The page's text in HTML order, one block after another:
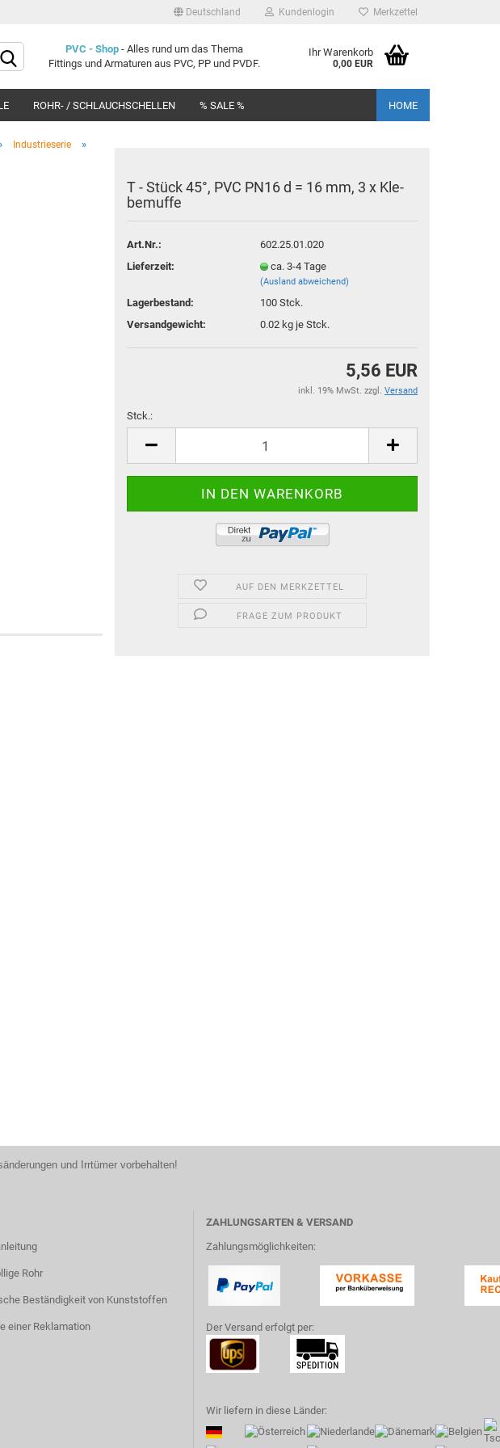
Deutschland
Lieferland
Kundenlogin Merkzettel
PVC - Shop- Alles rund um das Thema
Fittings und Armaturen aus PVC, PP und PVDF.
Ihr Warenkorb
0,00 EUR
ROHR- / SCHLAUCHSCHELLEN % SALE % HOME
Industrieserie »
T - Stück 45°, PVC PN16 d = 16 mm, 3 x Kle­
be­muf­fe
Art.Nr.:
602.25.01.020
Lieferzeit:
ca. 3-4 Tage
(Ausland abweichend)
Lagerbestand: 100 Stck.
Versandgewicht:
0.02 kg je Stck.
5,56 EUR
inkl. 19% MwSt. zzgl. Versand
Stck.:
Stck.
AUF DEN MERKZETTEL
FRAGE ZUM PRODUKT
und Irrtümer vorbehalten!
Rohr
Beständigkeit von Kunststoffen
einer Reklamation
ZAHLUNGSARTEN & VERSAND
Zahlungsmöglichkeiten:
Der Versand erfolgt per:
Wir liefern in diese Länder: